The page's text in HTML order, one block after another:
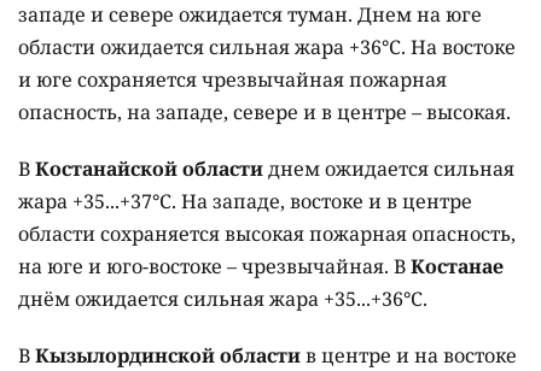
западе и севере ожидается туман. Днем на юге
области ожидается сильная жара +36°C. На востоке
и юге сохраняется чрезвычайная пожарная
опасность, на западе, севере и в центре – высокая.
ВКостанайской областиднем ожидается сильная
жара +35...+37°C. На западе, востоке и в центре
области сохраняется высокая пожарная опасность,
на юге и юго-востоке – чрезвычайная. ВКостанае
днём ожидается сильная жара +35...+36°C.
ВКызылординской областив центре и на востоке